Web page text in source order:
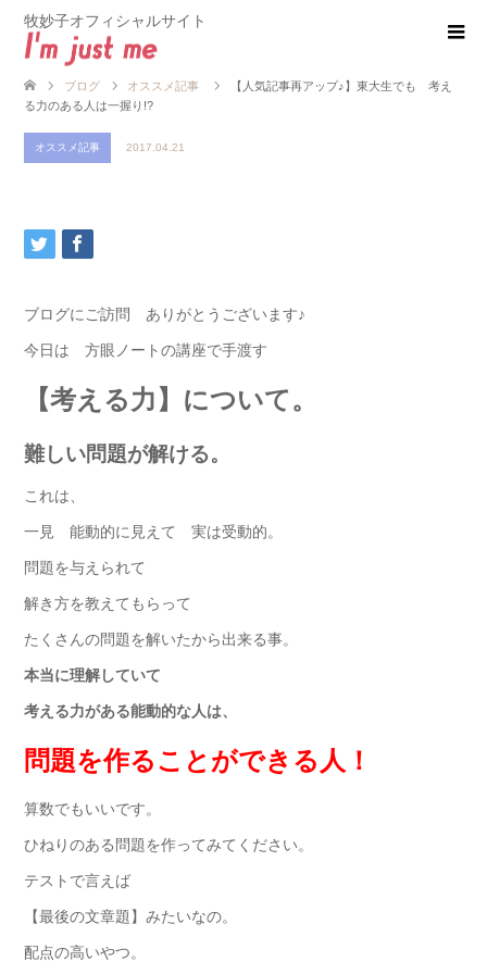
牧妙子オフィシャルサイト
ブログ オススメ記事
【人気記事再アップ♪】東大生でも 考え
る力のある人は一握り!?
オススメ記事 2017.04.21
ブログにご訪問 ありがとうございます♪
今日は 方眼ノートの講座で手渡す
【考える力】について。
難しい問題が解ける。
これは、
一見 能動的に見えて 実は受動的。
問題を与えられて
解き方を教えてもらって
たくさんの問題を解いたから出来る事。
本当に理解していて
考える力がある能動的な人は、
問題を作ることができる人！
算数でもいいです。
ひねりのある問題を作ってみてください。
テストで言えば
【最後の文章題】みたいなの。
配点の高いやつ。